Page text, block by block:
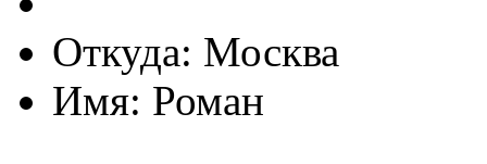
Откуда: Москва
Имя: Роман